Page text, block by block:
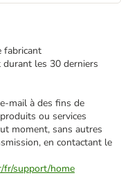
fabricant
les 30 derniers
à des fins de
ou services
moment, sans autres
en contactant le
fr/support/home